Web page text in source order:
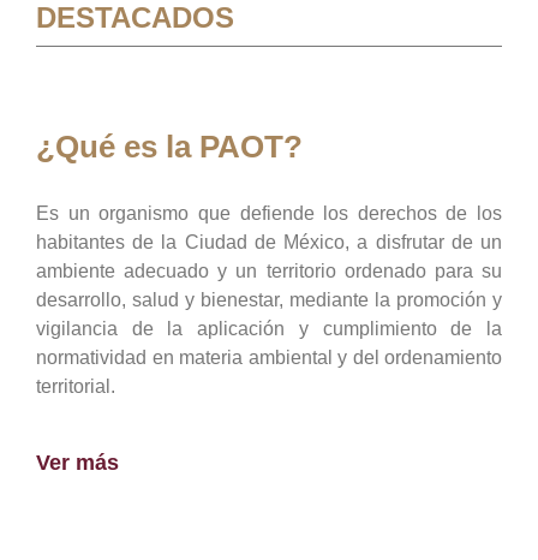
DESTACADOS
¿Qué es la PAOT?
Es un organismo que defiende los derechos de los
habitantes de la Ciudad de México, a disfrutar de un
ambiente adecuado y un territorio ordenado para su
desarrollo, salud y bienestar, mediante la promoción y
vigilancia de la aplicación y cumplimiento de la
normatividad en materia ambiental y del ordenamiento
territorial.
Ver más